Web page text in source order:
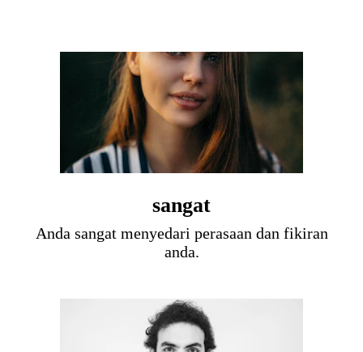
sangat
Anda sangat menyedari perasaan dan fikiran
anda.